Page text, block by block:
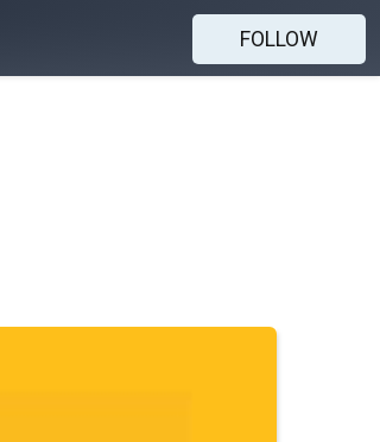
FOLLOW